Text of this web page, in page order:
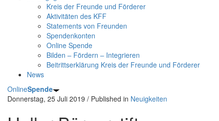
Kreis der Freunde und Förderer
Aktivitäten des KFF
Statements von Freunden
Spendenkonten
Online Spende
Bilden – Fördern – Integrieren
Beitrittserklärung Kreis der Freunde und Förderer
News
OnlineSpende
Donnerstag, 25 Juli 2019 / Published in Neuigkeiten